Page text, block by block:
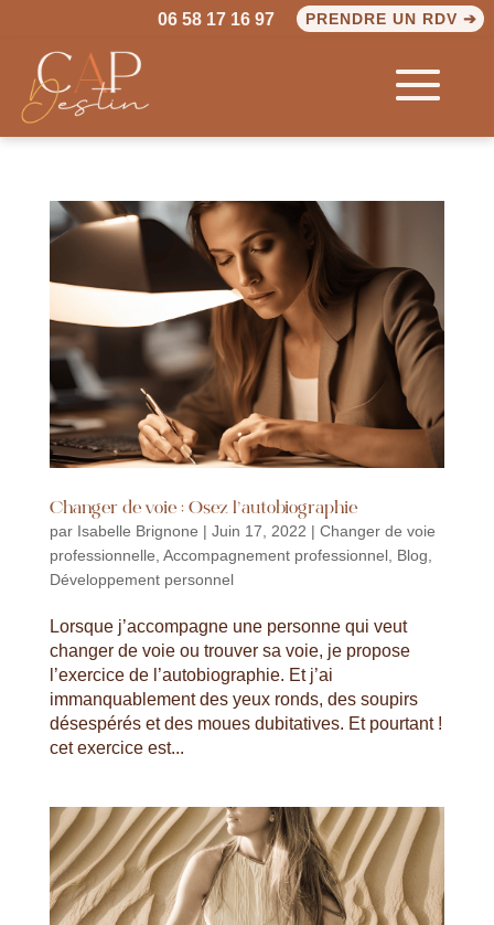
PRENDRE UN RDV ➔
06 58 17 16 97
Changer de voie : Osez l’autobiographie
par Isabelle Brignone | Juin 17, 2022 | Changer de voie
professionnelle, Accompagnement professionnel, Blog,
Développement personnel
Lorsque j’accompagne une personne qui veut
changer de voie ou trouver sa voie, je propose
l’exercice de l’autobiographie. Et j’ai
immanquablement des yeux ronds, des soupirs
désespérés et des moues dubitatives. Et pourtant !
cet exercice est...